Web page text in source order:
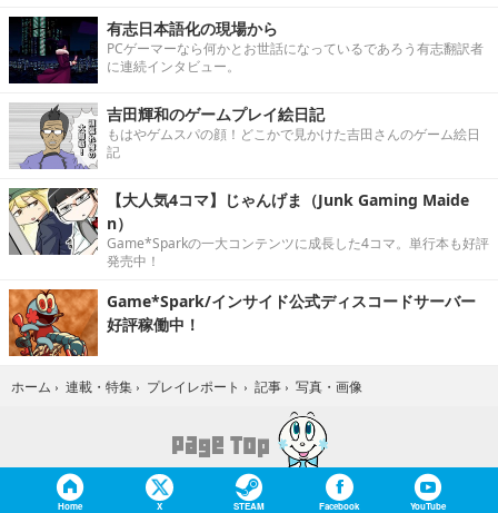
有志日本語化の現場から
PCゲーマーなら何かとお世話になっているであろう有志翻訳者
に連続インタビュー。
吉田輝和のゲームプレイ絵日記
もはやゲムスパの顔！どこかで見かけた吉田さんのゲーム絵日
記
【大人気4コマ】じゃんげま（Junk Gaming Maide
n）
Game*Sparkの一大コンテンツに成長した4コマ。単行本も好評
発売中！
Game*Spark/インサイド公式ディスコードサーバー
好評稼働中！
ホーム › 連載・特集 › プレイレポート › 記事 › 写真・画像
Home X STEAM Facebook YouTube